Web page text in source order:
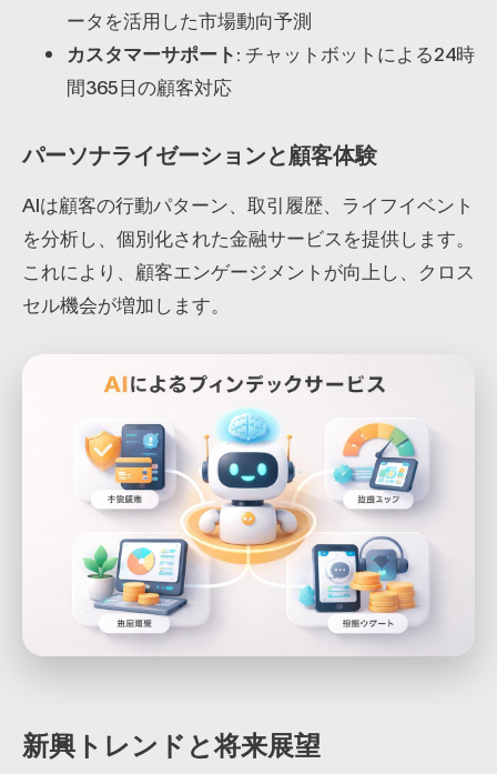
ータを活用した市場動向予測
カスタマーサポート: チャットボットによる24時
間365日の顧客対応
パーソナライゼーションと顧客体験
AIは顧客の行動パターン、取引履歴、ライフイベント
を分析し、個別化された金融サービスを提供します。
これにより、顧客エンゲージメントが向上し、クロス
セル機会が増加します。
新興トレンドと将来展望